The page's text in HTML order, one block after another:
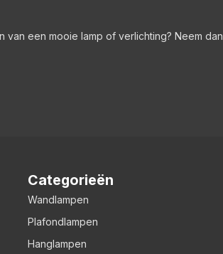
een mooie lamp of verlichting? Neem dan
Categorieën
Wandlampen
Plafondlampen
Hanglampen